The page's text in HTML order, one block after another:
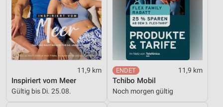
11,9 km
Inspiriert vom Meer
Gültig bis Di. 25.08.
11,9 km
Tchibo Mobil
Noch morgen gültig
Verwendung reduzierter Daten zur Auswahl von
Inhalten
IAB-Besonderheiten:
Verwendung genauer Standortdaten
Geräte anhand von aktiv angeforderten
Informationen identifizieren
Nicht-IAB-Verarbeitungszwecke: